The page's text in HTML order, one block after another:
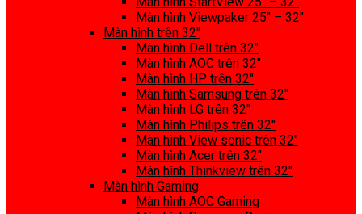
Màn hình Viewpaker 25″ – 32″
Màn hình trên 32″
Màn hình Dell trên 32″
Màn hình AOC trên 32″
Màn hình HP trên 32″
Màn hình Samsung trên 32″
Màn hình LG trên 32″
Màn hình Philips trên 32″
Màn hình View sonic trên 32″
Màn hình Acer trên 32″
Màn hình Thinkview trên 32″
Màn hình Gaming
Màn hình AOC Gaming